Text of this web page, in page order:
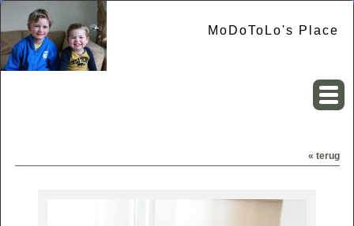
MoDoToLo's Place
« terug